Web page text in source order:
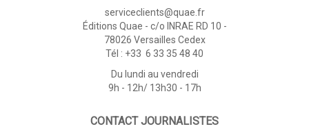
serviceclients@quae.fr
Éditions Quae - c/o INRAE RD 10 -
78026 Versailles Cedex
Tél : +33 6 33 35 48 40
Du lundi au vendredi
9h - 12h/ 13h30 - 17h
CONTACT JOURNALISTES